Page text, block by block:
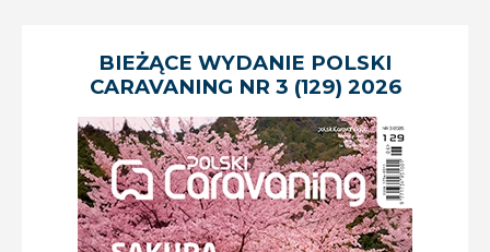
BIEŻĄCE WYDANIE POLSKI
CARAVANING NR 3 (129) 2026